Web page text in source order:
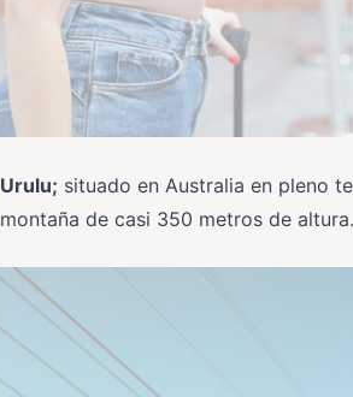
Urulu; situado en Australia en pleno
montaña de casi 350 metros de altura.